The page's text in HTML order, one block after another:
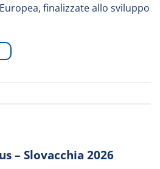
finalizzate allo sviluppo
– Slovacchia 2026